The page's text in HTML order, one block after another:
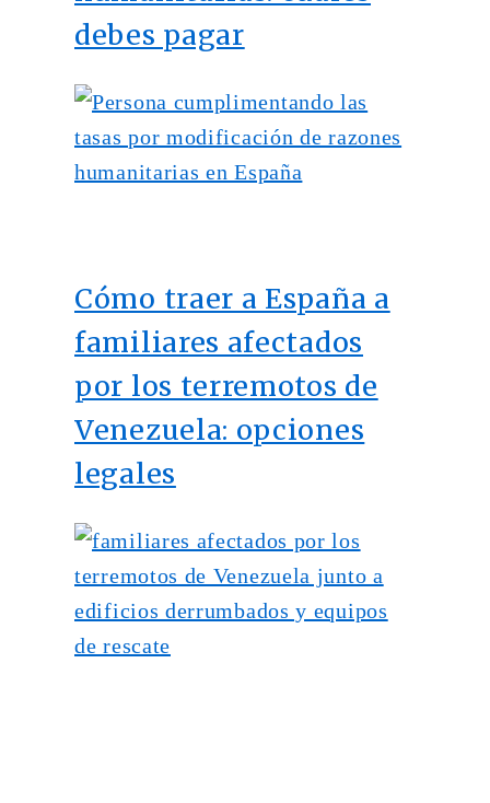
debes pagar
Cómo traer a España a
familiares afectados
por los terremotos de
Venezuela: opciones
legales